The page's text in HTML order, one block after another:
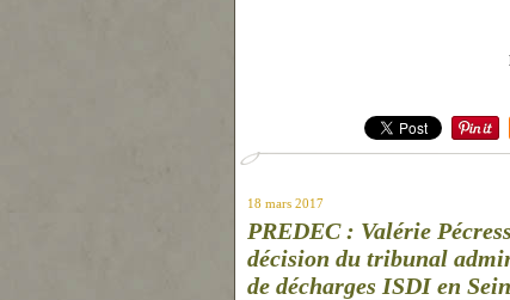
18 mars 2017
PREDEC : Valérie
décision du tribunal
de décharges ISDI en